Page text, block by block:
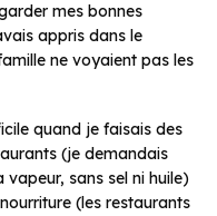
mes bonnes
appris dans le
ne voyaient pas les
quand je faisais des
(je demandais
sans sel ni huile)
(les restaurants